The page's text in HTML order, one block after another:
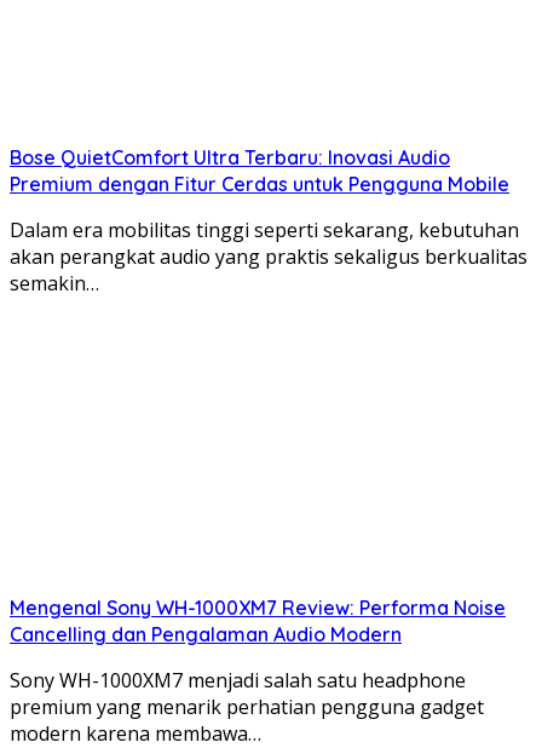
Bose QuietComfort Ultra Terbaru: Inovasi Audio
Premium dengan Fitur Cerdas untuk Pengguna Mobile
Dalam era mobilitas tinggi seperti sekarang, kebutuhan
akan perangkat audio yang praktis sekaligus berkualitas
semakin…
Mengenal Sony WH-1000XM7 Review: Performa Noise
Cancelling dan Pengalaman Audio Modern
Sony WH-1000XM7 menjadi salah satu headphone
premium yang menarik perhatian pengguna gadget
modern karena membawa…